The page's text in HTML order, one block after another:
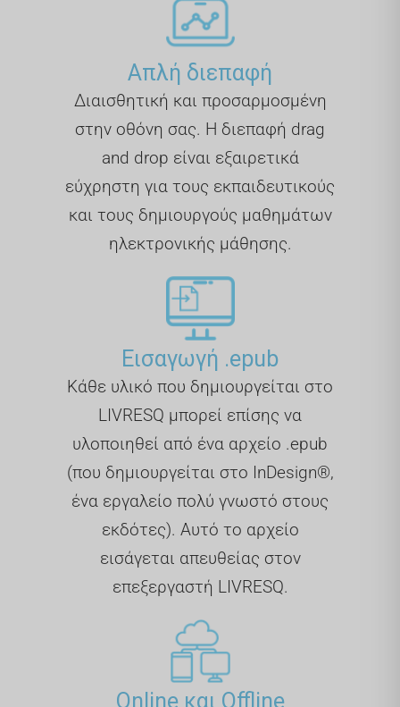
Απλή διεπαφή
Διαισθητική και προσαρμοσμένη
στην οθόνη σας. Η διεπαφή drag
and drop είναι εξαιρετικά
εύχρηστη για τους εκπαιδευτικούς
και τους δημιουργούς μαθημάτων
ηλεκτρονικής μάθησης.
Εισαγωγή .epub
Κάθε υλικό που δημιουργείται στο
LIVRESQ μπορεί επίσης να
υλοποιηθεί από ένα αρχείο .epub
(που δημιουργείται στο InDesign®,
ένα εργαλείο πολύ γνωστό στους
εκδότες). Αυτό το αρχείο
εισάγεται απευθείας στον
επεξεργαστή LIVRESQ.
Online και Offline